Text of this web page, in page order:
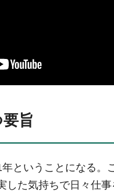
旨
ということになる。
した気持ちで日々仕